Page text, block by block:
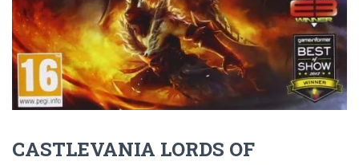
Ó
N
CASTLEVANIA LORDS OF